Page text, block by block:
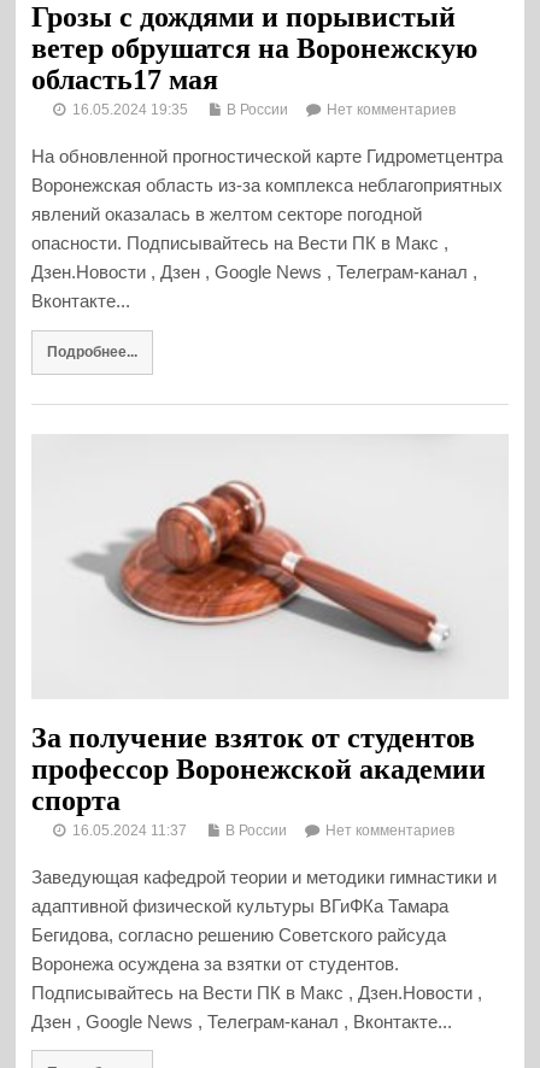
Грозы с дождями и порывистый
ветер обрушатся на Воронежскую
область17 мая
16.05.2024 19:35 В России Нет комментариев
На обновленной прогностической карте Гидрометцентра
Воронежская область из-за комплекса неблагоприятных
явлений оказалась в желтом секторе погодной
опасности. Подписывайтесь на Вести ПК в Макс ,
Дзен.Новости , Дзен , Google News , Телеграм-канал ,
Вконтакте...
Подробнее...
За получение взяток от студентов
профессор Воронежской академии
спорта
16.05.2024 11:37 В России Нет комментариев
Заведующая кафедрой теории и методики гимнастики и
адаптивной физической культуры ВГиФКа Тамара
Бегидова, согласно решению Советского райсуда
Воронежа осуждена за взятки от студентов.
Подписывайтесь на Вести ПК в Макс , Дзен.Новости ,
Дзен , Google News , Телеграм-канал , Вконтакте...